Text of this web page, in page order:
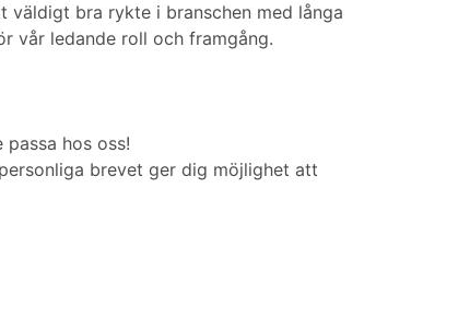
väldigt bra rykte i branschen med långa
vår ledande roll och framgång.
hos oss!
brevet ger dig möjlighet att